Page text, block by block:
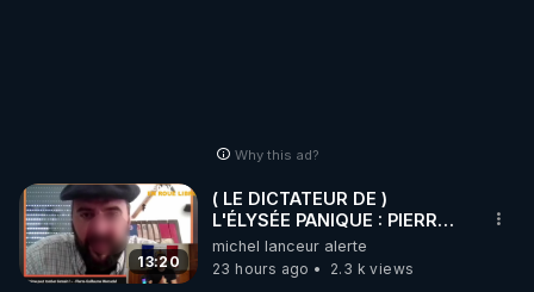
Why this ad?
13:20
( LE DICTATEUR DE )
L'ÉLYSÉE PANIQUE : PIERRE
GUILLAUME MERCADAL
BALANCE TOUT
michel lanceur alerte
23 hours ago
2.3 k views